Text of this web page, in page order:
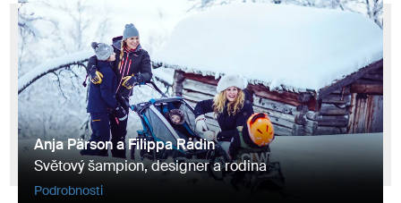
Anja Pärson a Filippa Rådin
Světový šampion, designer a rodina
Podrobnosti